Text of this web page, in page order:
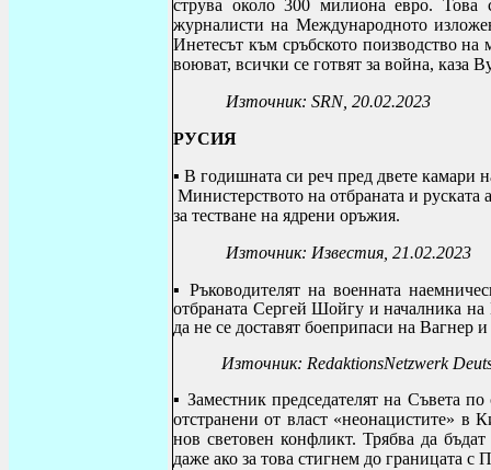
струва около 300 милиона евро.
журналисти на Международното
Инетесът към сръбското поизводство
воюват, всички се готвят за война, каза
Източник: SRN, 20.02.2023
РУСИЯ
▪ В годишната си реч пред двете камари
Министерството на отбраната и руската
за тестване на ядрени оръжия.
Източник: Известия, 21.02.2023
▪Ръководителят на военната
отбраната Сергей Шойгу и началника
да не се доставят боеприпаси на Вагнер
Източник: RedaktionsNetzwerk
▪ Заместник председателят на Съвета
отстранени от власт «неонацистите» в
нов световен конфликт. Трябва да
даже ако за това стигнем до границата с